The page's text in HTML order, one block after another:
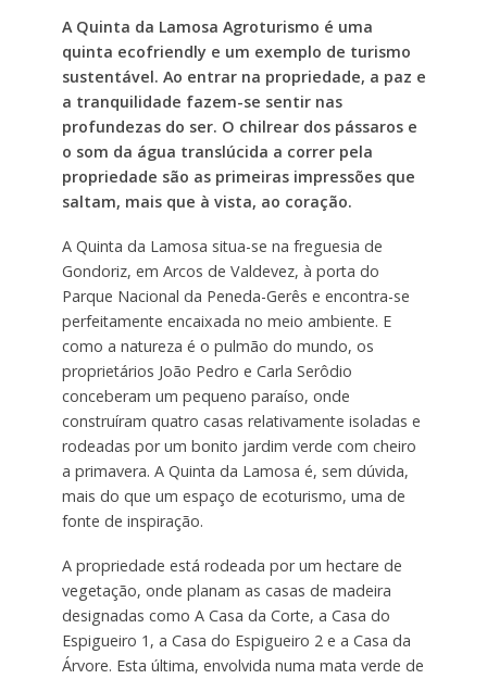
A Quinta da Lamosa Agroturismo é uma
quinta ecofriendly e um exemplo de turismo
sustentável. Ao entrar na propriedade, a paz e
a tranquilidade fazem-se sentir nas
profundezas do ser. O chilrear dos pássaros e
o som da água translúcida a correr pela
propriedade são as primeiras impressões que
saltam, mais que à vista, ao coração.
A Quinta da Lamosa situa-se na freguesia de
Gondoriz, em Arcos de Valdevez, à porta do
Parque Nacional da Peneda-Gerês e encontra-se
perfeitamente encaixada no meio ambiente. E
como a natureza é o pulmão do mundo, os
proprietários João Pedro e Carla Serôdio
conceberam um pequeno paraíso, onde
construíram quatro casas relativamente isoladas e
rodeadas por um bonito jardim verde com cheiro
a primavera. A Quinta da Lamosa é, sem dúvida,
mais do que um espaço de ecoturismo, uma de
fonte de inspiração.
A propriedade está rodeada por um hectare de
vegetação, onde planam as casas de madeira
designadas como A Casa da Corte, a Casa do
Espigueiro 1, a Casa do Espigueiro 2 e a Casa da
Árvore. Esta última, envolvida numa mata verde de